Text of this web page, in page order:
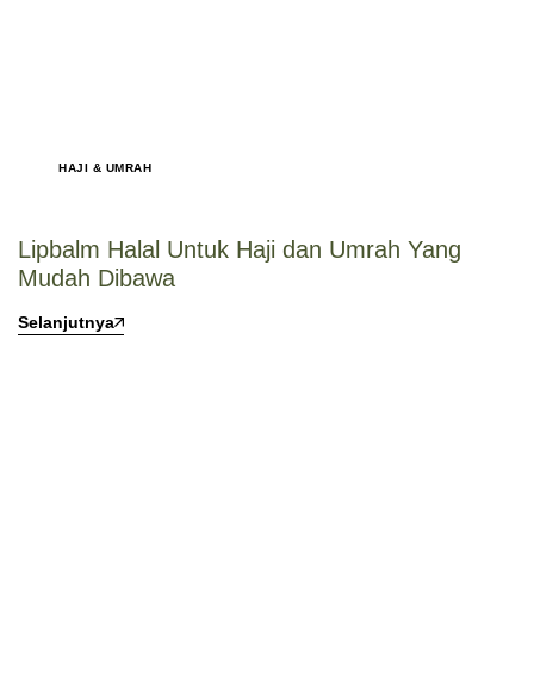
HAJI & UMRAH
Lipbalm Halal Untuk Haji dan Umrah Yang
Mudah Dibawa
Selanjutnya